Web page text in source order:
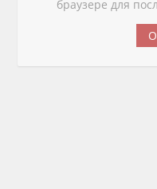
браузере для